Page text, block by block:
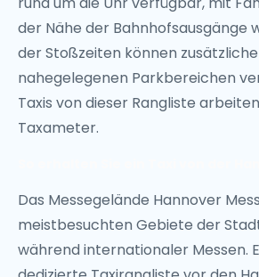
der Nähe der Bahnhofsausgänge
der Stoßzeiten können zusätzliche
nahegelegenen Parkbereichen
Taxis von dieser Rangliste
Taxameter.
Das Messegelände Hannover
meistbesuchten Gebiete der
während internationaler Messen.